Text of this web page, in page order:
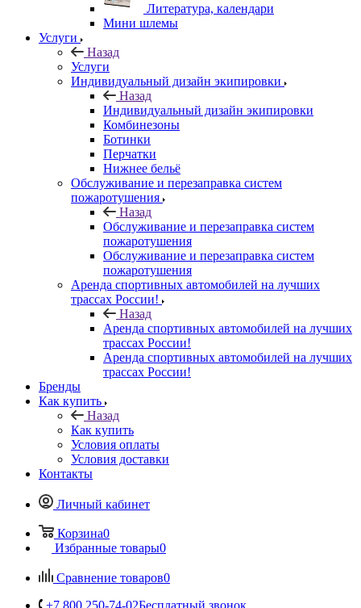
Литература, календари
Мини шлемы
Услуги
Назад
Услуги
Индивидуальный дизайн экипировки
Назад
Индивидуальный дизайн экипировки
Комбинезоны
Ботинки
Перчатки
Нижнее бельё
Обслуживание и перезаправка систем
пожаротушения
Назад
Обслуживание и перезаправка систем
пожаротушения
Обслуживание и перезаправка систем
пожаротушения
Аренда спортивных автомобилей на лучших
трассах России!
Назад
Аренда спортивных автомобилей на лучших
трассах России!
Аренда спортивных автомобилей на лучших
трассах России!
Бренды
Как купить
Назад
Как купить
Условия оплаты
Условия доставки
Контакты
Личный кабинет
Корзина0
Избранные товары0
Сравнение товаров0
+7 800 250-74-02Бесплатный звонок